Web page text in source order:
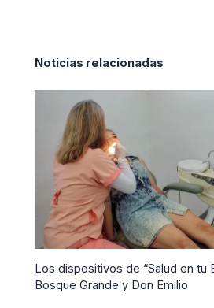
Noticias relacionadas
Los dispositivos de “Salud en tu
Bosque Grande y Don Emilio